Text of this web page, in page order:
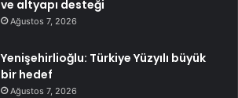
ve altyapı desteği
Ağustos 7, 2026
Yenişehirlioğlu: Türkiye Yüzyılı büyük
bir hedef
Ağustos 7, 2026